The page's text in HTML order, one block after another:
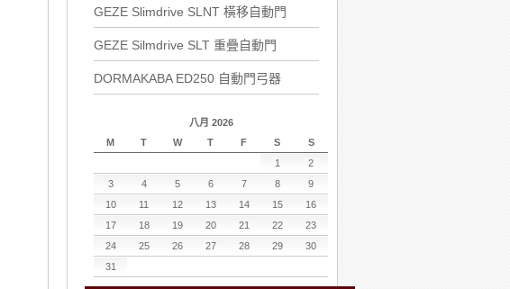
GEZE Slimdrive SLNT 橫移自動門
GEZE Silmdrive SLT 重疊自動門
DORMAKABA ED250 自動門弓器
八月 2026
M
T W T F S
S
1
2
3
4 5 6 7 8
9
10
11 12 13 14 15
16
17
18 19 20 21 22
23
24
25 26 27 28 29
30
31